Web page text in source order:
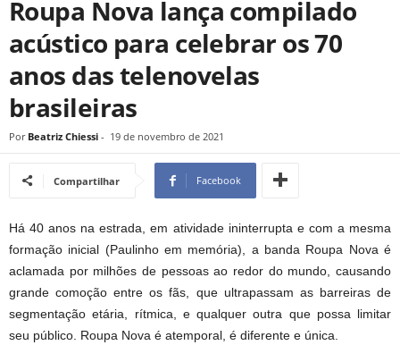
Roupa Nova lança compilado
acústico para celebrar os 70
anos das telenovelas
brasileiras
Por Beatriz Chiessi - 19 de novembro de 2021
Compartilhar Facebook
Há 40 anos na estrada, em atividade ininterrupta e com a mesma
formação inicial (Paulinho em memória), a banda Roupa Nova é
aclamada por milhões de pessoas ao redor do mundo, causando
grande comoção entre os fãs, que ultrapassam as barreiras de
segmentação etária, rítmica, e qualquer outra que possa limitar
seu público. Roupa Nova é atemporal, é diferente e única.